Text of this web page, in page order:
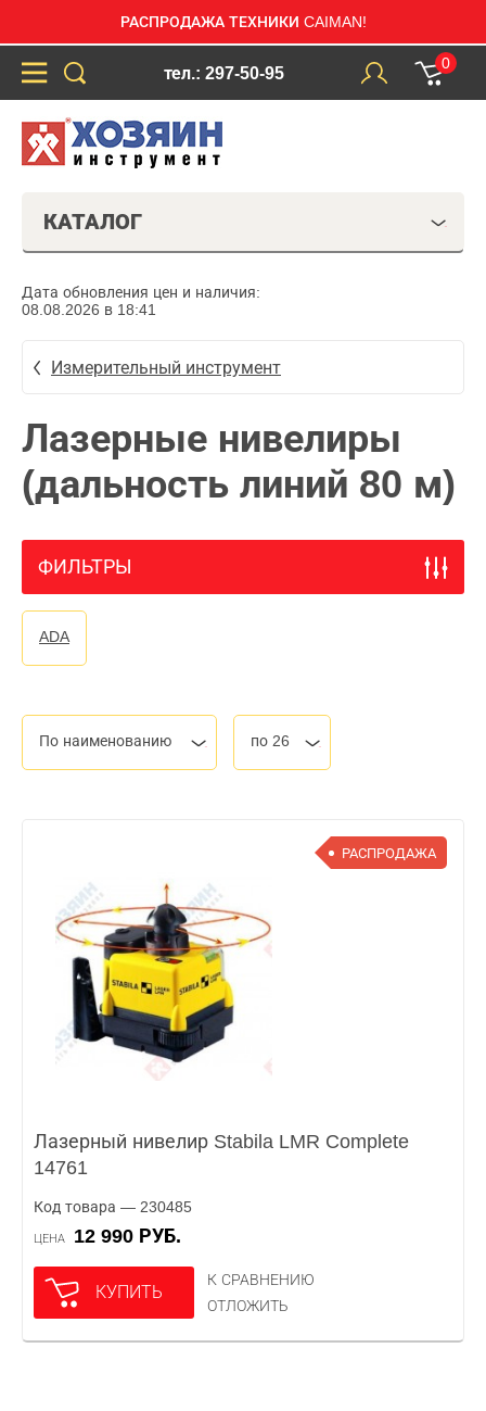
РАСПРОДАЖА ТЕХНИКИ CAIMAN!
тел.: 297-50-95
0
КАТАЛОГ
Дата обновления цен и наличия:
08.08.2026 в 18:41
Измерительный инструмент
Лазерные нивелиры
(дальность линий 80 м)
ФИЛЬТРЫ
ADA
По наименованию по 26
РАСПРОДАЖА
Лазерный нивелир Stabila LMR Complete
14761
Код товара — 230485
ЦЕНА 12 990 РУБ.
КУПИТЬ
К СРАВНЕНИЮ
ОТЛОЖИТЬ